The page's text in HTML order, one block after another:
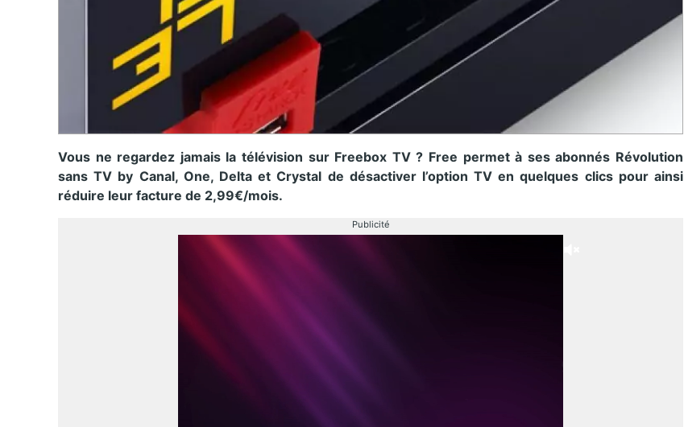
Vous ne regardez jamais la télévision sur Freebox TV ? Free permet à ses abonnés Révolution
sans TV by Canal, One, Delta et Crystal de désactiver l’option TV en quelques clics pour ainsi
réduire leur facture de 2,99€/mois.
Publicité